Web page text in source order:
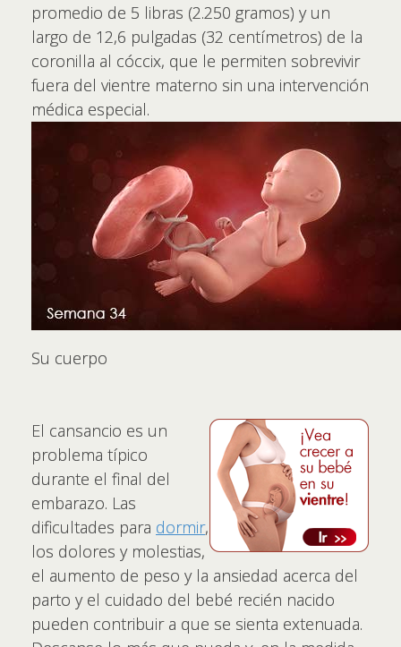
promedio de 5 libras (2.250 gramos) y un
largo de 12,6 pulgadas (32 centímetros) de la
coronilla al cóccix, que le permiten sobrevivir
fuera del vientre materno sin una intervención
médica especial.
Su cuerpo
El cansancio es un
problema típico
durante el final del
embarazo. Las
dificultades para dormir,
los dolores y molestias,
el aumento de peso y la ansiedad acerca del
parto y el cuidado del bebé recién nacido
pueden contribuir a que se sienta extenuada.